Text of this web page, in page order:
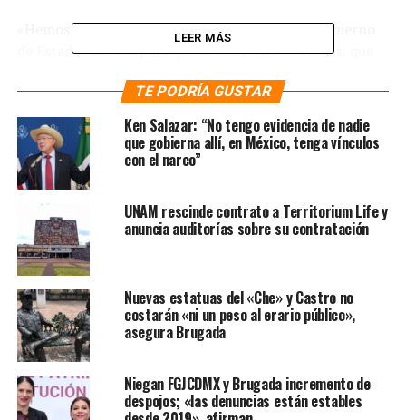
«Hemos estado ya haciendo una propuesta al gobierno
de Estados Unidos para que se atiendan las causas, que
nuestro país. La gente no sale de sus comunidades, no
abandona sus familias por gusto, lo hace por necesidad»,
declaró.
Te puede interesar
Biden que México se niega
deportados
Asimismo, pidió a su homólogo estadounidense la
entrega de cuatro mil millones de dólares (mmdd) que
se ofrecieron a Centroamérica a fin de ayudar a esta
región y que se inviertan para que sus habitantes no
LEER MÁS
TE PODRÍA GUSTAR
Ken Salazar: “No tengo evidencia de nadie
que gobierna allí, en México, tenga vínculos
con el narco”
UNAM rescinde contrato a Territorium Life y
anuncia auditorías sobre su contratación
Nuevas estatuas del «Che» y Castro no
costarán «ni un peso al erario público»,
asegura Brugada
Niegan FGJCDMX y Brugada incremento de
despojos; «las denuncias están estables